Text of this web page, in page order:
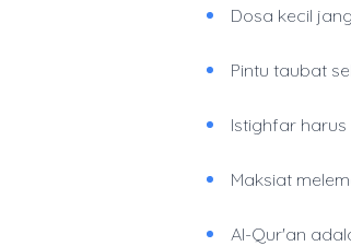
Dosa kecil
Pintu taubat
Istighfar
Maksiat
Al-Qur'an